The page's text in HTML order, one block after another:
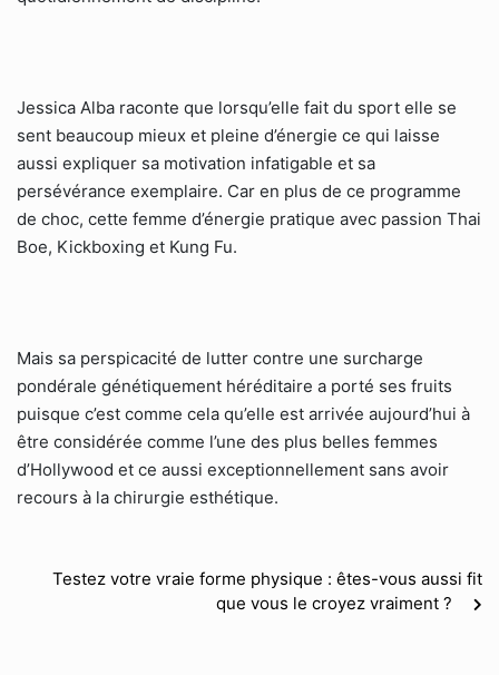
Jessica Alba raconte que lorsqu’elle fait du sport elle se
sent beaucoup mieux et pleine d’énergie ce qui laisse
aussi expliquer sa motivation infatigable et sa
persévérance exemplaire. Car en plus de ce programme
de choc, cette femme d’énergie pratique avec passion Thai
Boe, Kickboxing et Kung Fu.
Mais sa perspicacité de lutter contre une surcharge
pondérale génétiquement héréditaire a porté ses fruits
puisque c’est comme cela qu’elle est arrivée aujourd’hui à
être considérée comme l’une des plus belles femmes
d’Hollywood et ce aussi exceptionnellement sans avoir
recours à la chirurgie esthétique.
Testez votre vraie forme physique : êtes-vous aussi fit
que vous le croyez vraiment ?